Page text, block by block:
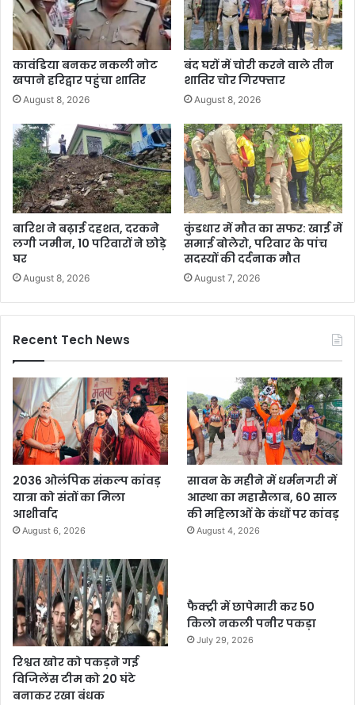
कावंडिया बनकर नकली नोट
खपाने हरिद्वार पहुंचा शातिर
August 8, 2026
बंद घरों में चोरी करने वाले तीन
शातिर चोर गिरफ्तार
August 8, 2026
बारिश ने बढ़ाई दहशत, दरकने
लगी जमीन, 10 परिवारों ने छोड़े
घर
August 8, 2026
कुंडधार में मौत का सफर: खाई में
समाई बोलेरो, परिवार के पांच
सदस्यों की दर्दनाक मौत
August 7, 2026
Recent Tech News
2036 ओलंपिक संकल्प कांवड़
यात्रा को संतों का मिला
आशीर्वाद
August 6, 2026
सावन के महीने में धर्मनगरी में
आस्था का महासैलाब, 60 साल
की महिलाओं के कंधों पर कांवड़
August 4, 2026
रिश्वत खोर को पकड़ने गई
विजिलेंस टीम को 20 घंटे
बनाकर रखा बंधक
फैक्ट्री में छापेमारी कर 50
किलो नकली पनीर पकड़ा
July 29, 2026